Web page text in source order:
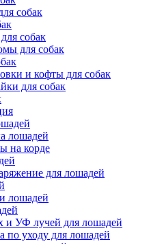
собак
собак
для собак
и кофты для собак
для собак
лошадей
на корде
для лошадей
лошадей
и УФ лучей для лошадей
по уходу для лошадей